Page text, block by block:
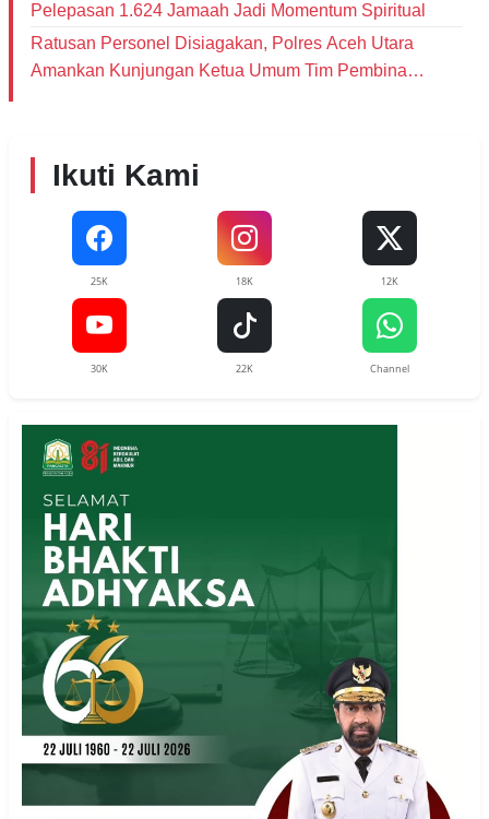
Pelepasan 1.624 Jamaah Jadi Momentum Spiritual
Ratusan Personel Disiagakan, Polres Aceh Utara
Amankan Kunjungan Ketua Umum Tim Pembina
Ikuti Kami
25K 18K 12K
30K 22K Channel